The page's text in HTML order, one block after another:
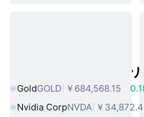
人気のリアルワー
GoldGOLD ￥684,568.15
Nvidia CorpNVDA ￥